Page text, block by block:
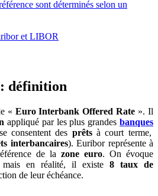
sont déterminés selon un
et LIBOR
définition
« Euro Interbank Offered Rate ». Il
appliqué par les plus grandesbanques
consentent des prêtsà court terme,
interbancaires). Euribor représente à
de la zone euro. On évoque
en réalité, il existe 8 taux de
de leur échéance.